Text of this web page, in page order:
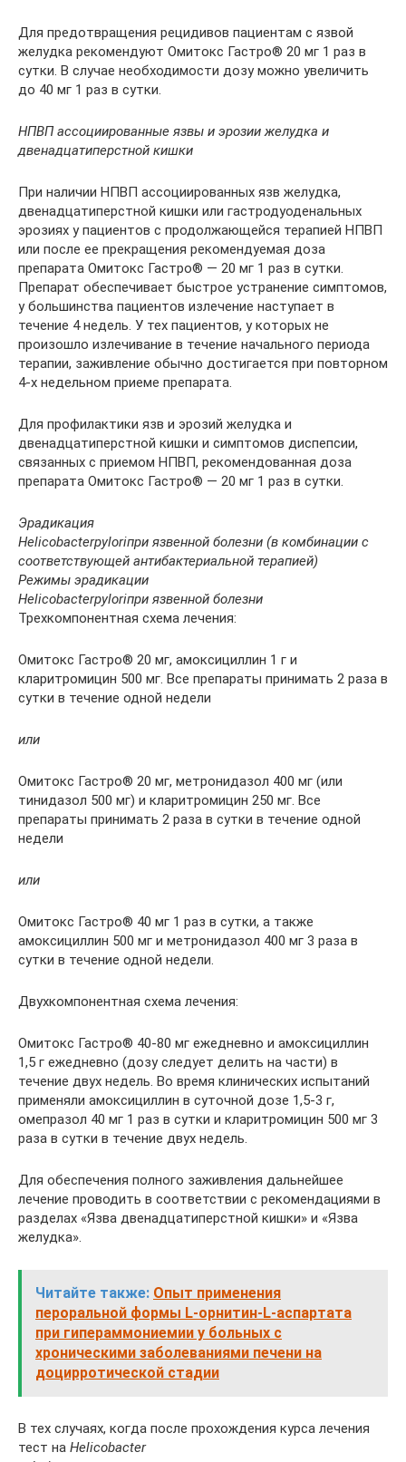
Для предотвращения рецидивов пациентам с язвой
желудка рекомендуют Омитокс Гастро® 20 мг 1 раз в
сутки. В случае необходимости дозу можно увеличить
до 40 мг 1 раз в сутки.
НПВП ассоциированные язвы и эрозии желудка и
двенадцатиперстной кишки
При наличии НПВП ассоциированных язв желудка,
двенадцатиперстной кишки или гастродуоденальных
эрозиях у пациентов с продолжающейся терапией НПВП
или после ее прекращения рекомендуемая доза
препарата Омитокс Гастро® — 20 мг 1 раз в сутки.
Препарат обеспечивает быстрое устранение симптомов,
у большинства пациентов излечение наступает в
течение 4 недель. У тех пациентов, у которых не
произошло излечивание в течение начального периода
терапии, заживление обычно достигается при повторном
4-х недельном приеме препарата.
Для профилактики язв и эрозий желудка и
двенадцатиперстной кишки и симптомов диспепсии,
связанных с приемом НПВП, рекомендованная доза
препарата Омитокс Гастро® — 20 мг 1 раз в сутки.
Эрадикация
Helicobacterpyloriпри язвенной болезни (в комбинации с
соответствующей антибактериальной терапией)
Режимы эрадикации
Helicobacterpyloriпри язвенной болезни
Трехкомпонентная схема лечения:
Омитокс Гастро® 20 мг, амоксициллин 1 г и
кларитромицин 500 мг. Все препараты принимать 2 раза в
сутки в течение одной недели
или
Омитокс Гастро® 20 мг, метронидазол 400 мг (или
тинидазол 500 мг) и кларитромицин 250 мг. Все
препараты принимать 2 раза в сутки в течение одной
недели
или
Омитокс Гастро® 40 мг 1 раз в сутки, а также
амоксициллин 500 мг и метронидазол 400 мг 3 раза в
сутки в течение одной недели.
Двухкомпонентная схема лечения:
Омитокс Гастро® 40-80 мг ежедневно и амоксициллин
1,5 г ежедневно (дозу следует делить на части) в
течение двух недель. Во время клинических испытаний
применяли амоксициллин в суточной дозе 1,5-3 г,
омепразол 40 мг 1 раз в сутки и кларитромицин 500 мг 3
раза в сутки в течение двух недель.
Для обеспечения полного заживления дальнейшее
лечение проводить в соответствии с рекомендациями в
разделах «Язва двенадцатиперстной кишки» и «Язва
желудка».
Читайте также: Опыт применения
пероральной формы L-орнитин-L-аспартата
при гипераммониемии у больных с
хроническими заболеваниями печени на
доцирротической стадии
В тех случаях, когда после прохождения курса лечения
тест на Helicobacter